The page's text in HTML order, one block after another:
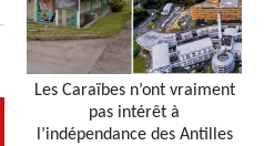
Les Caraïbes n’ont vraiment
pas intérêt à
l’indépendance des Antilles